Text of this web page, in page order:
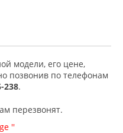
модели, его цене,
позвонив по телефонам
238.
перезвонят.
''